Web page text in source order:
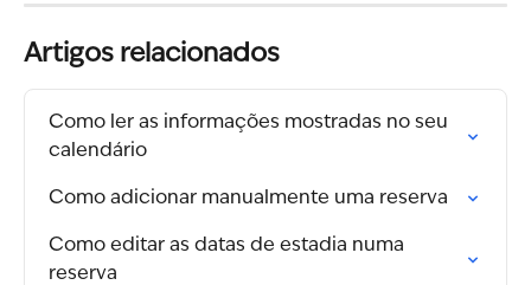
Artigos relacionados
Como ler as informações mostradas no seu
calendário
Como adicionar manualmente uma reserva
Como editar as datas de estadia numa
reserva